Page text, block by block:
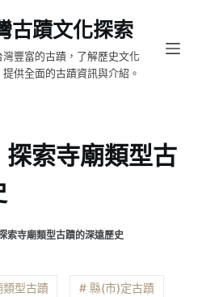
古蹟文化探索
灣豐富的古蹟，了解歷史文化
提供全面的古蹟資訊與介紹。
索寺廟類型古
索寺廟類型古蹟的深遠歷史
型古蹟 # 縣(市)定古蹟